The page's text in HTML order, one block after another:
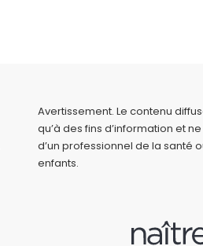
Avertissement. Le contenu
qu’à des fins d’information et
d’un professionnel de la santé
enfants.